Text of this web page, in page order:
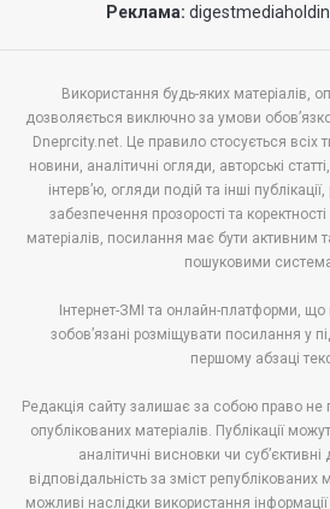
Реклама:
Використання будь-яких матеріалів,
дозволяється виключно за умови
Dneprcity.net. Це правило стосується всіх
новини, аналітичні огляди, авторські
інтерв’ю, огляди подій та інші
забезпечення прозорості та
матеріалів, посилання має бути активним
пошуковими
Інтернет-ЗМІ та онлайн-платформи, що
зобов’язані розміщувати посилання у
першому абзаці
Редакція сайту залишає за собою право не
опублікованих матеріалів. Публікації
аналітичні висновки чи
відповідальність за зміст републікованих
можливі наслідки використання